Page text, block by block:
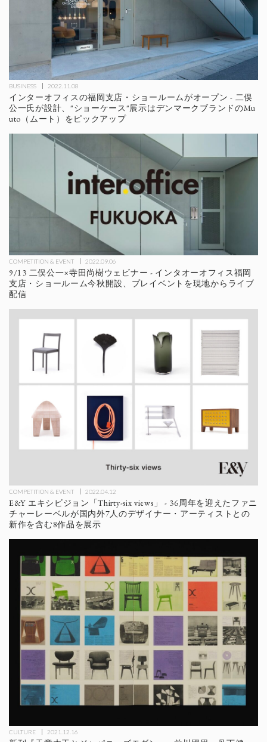
BUSINESS 2022.11.08
インターオフィスの福岡支店・ショールームがオープン - 二俣
公一氏が設計、"ショーケース"展示はデンマークブランドのMu
uto（ムート）をピックアップ
COMPETITION & EVENT 2022.09.06
9/13 二俣公一×寺田尚樹ウェビナー - インタオーオフィス福岡
支店・ショールーム今秋開設、プレイベントを現地からライブ
配信
COMPETITION & EVENT 2022.04.12
E&Y エキシビジョン「Thirty-six views」 - 36周年を迎えたファニ
チャーレーベルが国内外7人のデザイナー・アーティストとの
新作を含む8作品を展示
CULTURE 2021.12.16